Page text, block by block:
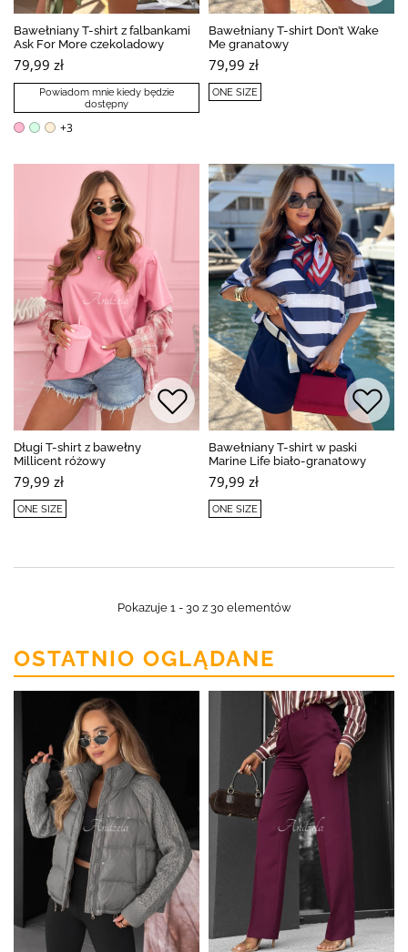
Bawełniany T-shirt z falbankami
Ask For More czekoladowy
79,99 zł
Powiadom mnie kiedy będzie
dostępny
+3
Bawełniany T-shirt Don’t Wake
Me granatowy
79,99 zł
ONE SIZE
Długi T-shirt z bawełny
Millicent różowy
79,99 zł
ONE SIZE
Bawełniany T-shirt w paski
Marine Life biało-granatowy
79,99 zł
ONE SIZE
Pokazuje 1 - 30 z 30 elementów
OSTATNIO OGLĄDANE